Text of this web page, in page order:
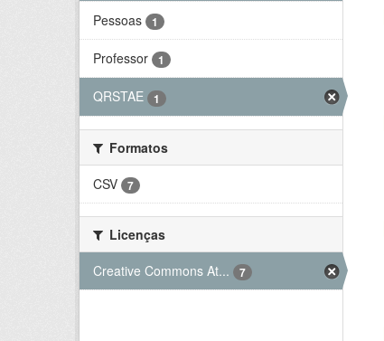
Pessoas 1
Professor 1
QRSTAE 1
Formatos
CSV
7
Licenças
Creative Commons At...
7